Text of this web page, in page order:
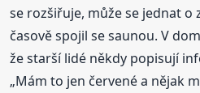
se rozšiřuje, může se jednat o
časově spojil se saunou. V
že starší lidé někdy popisují
„Mám to jen červené a nějak